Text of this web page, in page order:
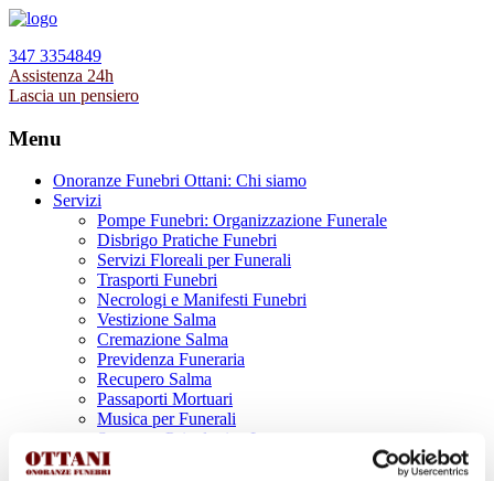
347 3354849
Assistenza 24h
Lascia un pensiero
Menu
Onoranze Funebri Ottani: Chi siamo
Servizi
Pompe Funebri: Organizzazione Funerale
Disbrigo Pratiche Funebri
Servizi Floreali per Funerali
Trasporti Funebri
Necrologi e Manifesti Funebri
Vestizione Salma
Cremazione Salma
Previdenza Funeraria
Recupero Salma
Passaporti Mortuari
Musica per Funerali
Supporto Psicologico Lutto
Prodotti Funerari